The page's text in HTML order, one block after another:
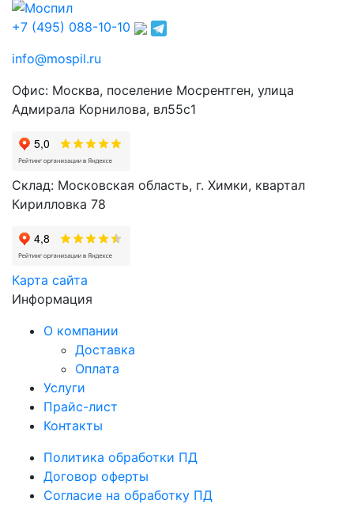
+7 (495) 088-10-10
info@mospil.ru
Офис: Москва, поселение Мосрентген, улица
Адмирала Корнилова, вл55с1
Склад: Московская область, г. Химки, квартал
Кирилловка 78
Карта сайта
Информация
О компании
Доставка
Оплата
Услуги
Прайс-лист
Контакты
Политика обработки ПД
Договор оферты
Согласие на обработку ПД